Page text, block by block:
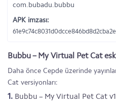
com.bubadu.bubbu
APK imzası:
Bubbu – My Virtual Pet Cat
Daha önce Cepde üzerinde
Cat versiyonları:
1. Bubbu – My Virtual Pet Cat